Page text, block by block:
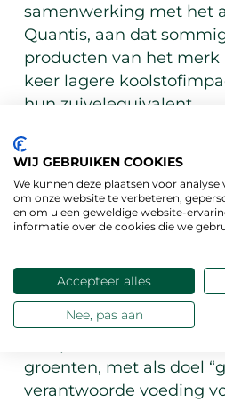
samenwerking met het
Quantis, aan dat
producten van het
keer lagere
hun zuivelequivalent.
In 2022 kondigde de
aan van Babybel® op
de Verenigde Staten,
Koninkrijk en Canada,
eerder voorafgegaan
Verenigde Staten en
De Groep wil actief zijn
groenten, met als doel
verantwoorde voeding
WIJ GEBRUIKEN COOKIES
We kunnen deze plaatsen voor analyse
om onze website te verbeteren,
en om u een geweldige website-
informatie over de cookies die we
Accepteer alles
Nee, pas aan